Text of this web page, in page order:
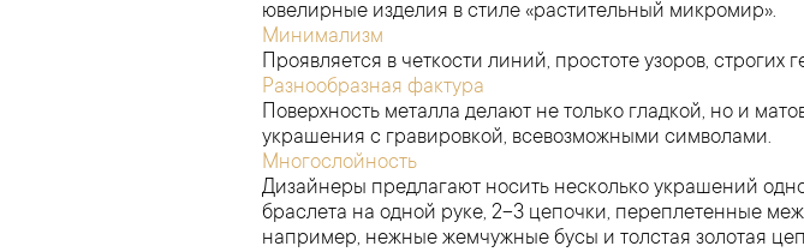
ювелирные изделия в стиле «растительный микромир».
Минимализм
Проявляется в четкости линий, простоте узоров, строгих
Разнообразная фактура
Поверхность металла делают не только гладкой, но и
украшения с гравировкой, всевозможными символами.
Многослойность
Дизайнеры предлагают носить несколько украшений
браслета на одной руке, 2–3 цепочки, переплетенные
например, нежные жемчужные бусы и толстая золотая